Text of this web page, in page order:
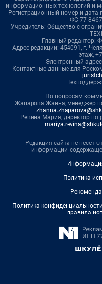
информационных технологий и
Регистрационный номер и
ФС 77-
Учредитель: Общество с
Главный редактор:
Адрес редакции: 454091, г.
этаж,
Электронный
Контактные данные для
По вопросам
Жапарова Жанна, менеджер
Ревина Мария, директор по
Редакция сайта не несет
информации,
Политика
Политика
правила